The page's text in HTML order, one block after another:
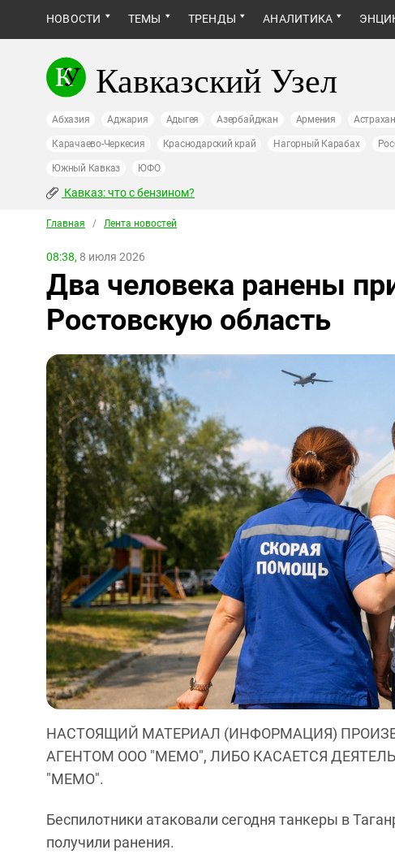
НОВОСТИ ТЕМЫ ТРЕНДЫ АНАЛИТИКА
Кавказский Узел
Абхазия Аджария Адыгея Азербайджан Армения
Карачаево-Черкесия Краснодарский край Нагорный Карабах
Южный Кавказ ЮФО
Кавказ: что с бензином?
Главная / Лента новостей
08:38, 8 июля 2026
Два человека ранены
Ростовскую область
НАСТОЯЩИЙ МАТЕРИАЛ (ИНФОРМАЦИЯ)
АГЕНТОМ ООО "МЕМО", ЛИБО КАСАЕТСЯ
"МЕМО".
Беспилотники атаковали сегодня танкеры в
получили ранения.